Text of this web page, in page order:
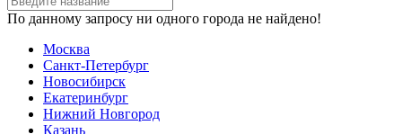
По данному запросу ни одного города не найдено!
Москва
Санкт-Петербург
Новосибирск
Екатеринбург
Нижний Новгород
Казань